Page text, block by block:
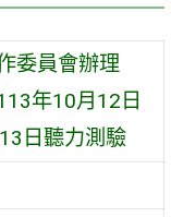
委員會辦理
年10月12日
日聽力測驗